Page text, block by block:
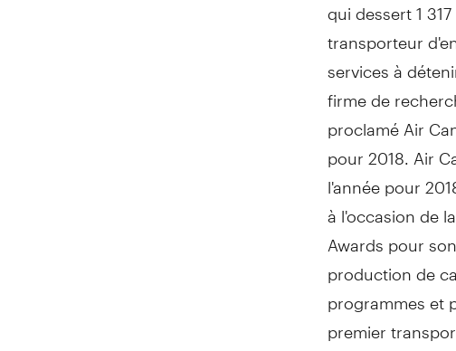
transporteur
services à
firme de
proclamé Air
pour 2018. Air
l'année pour
à l'occasion de
Awards pour
production de
programmes et
premier